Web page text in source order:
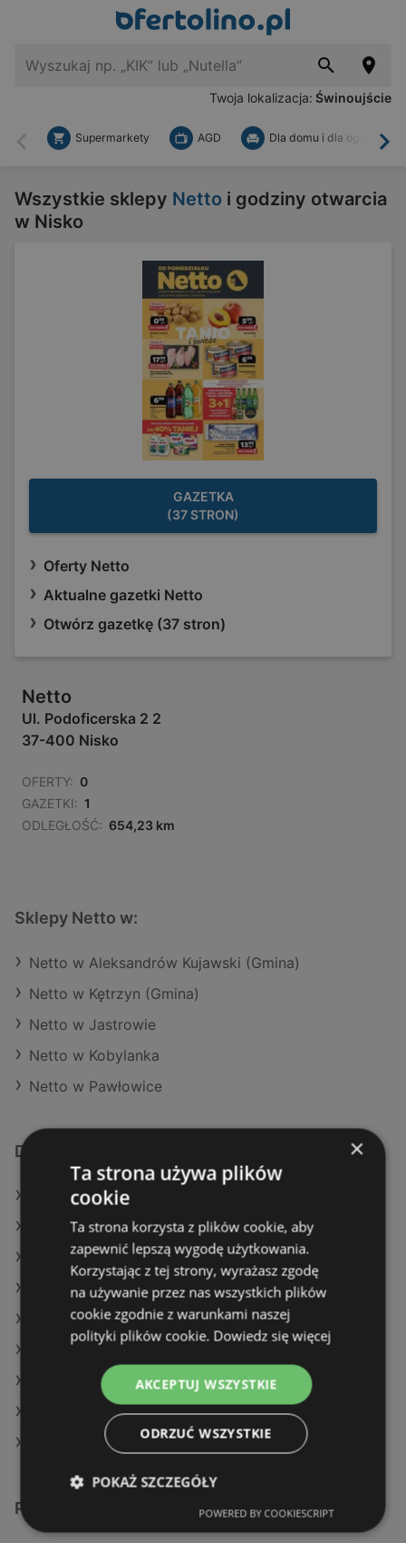
Twoja lokalizacja: Świnoujście
Wstecz
Supermarkety AGD Dla domu i dla ogrodu
Wszystkie sklepy Netto i godziny otwarcia
w Nisko
GAZETKA
(37 STRON)
Oferty Netto
Aktualne gazetki Netto
Otwórz gazetkę (37 stron)
Netto
Ul. Podoficerska 2 2
37-400 Nisko
OFERTY: 0
GAZETKI: 1
ODLEGŁOŚĆ: 654,23 km
Sklepy Netto w:
Netto w Aleksandrów Kujawski (Gmina)
Netto w Kętrzyn (Gmina)
Netto w Jastrowie
Netto w Kobylanka
Netto w Pawłowice
Dodatkowe łącza
Oferty Netto
Oferty Kaufland
Oferty SPAR
Aktualne gazetki Selgros
Aktualne gazetki Aldi
Aktualne gazetki Dino
Aktualne gazetki POLOmarket
Aktualne gazetki Gram Market
Sklepy Netto w Międzyzdroje
Podobne sklepy detaliczne
×
Ta strona używa plików
cookie
Ta strona korzysta z plików cookie, aby
zapewnić lepszą wygodę użytkowania.
Korzystając z tej strony, wyrażasz zgodę
na używanie przez nas wszystkich plików
cookie zgodnie z warunkami naszej
polityki plików cookie. Dowiedz się więcej
AKCEPTUJ WSZYSTKIE
ODRZUĆ WSZYSTKIE
POKAŻ SZCZEGÓŁY
POWERED BY COOKIESCRIPT